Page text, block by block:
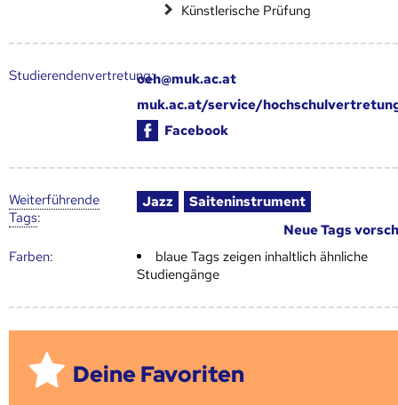
Künstlerische Prüfung
Studierendenvertretung:oeh@muk.ac.at
muk.ac.at/service/
Facebook
Weiter­führende
Tags:
Jazz
Saiteninstrument
Neue Tags
Farben:
blaue Tags zeigen inhaltlich ähnliche
Studiengänge
Deine Favoriten